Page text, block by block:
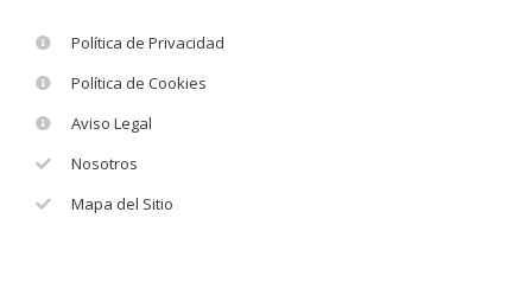
Política de Privacidad
Política de Cookies
Aviso Legal
Nosotros
Mapa del Sitio